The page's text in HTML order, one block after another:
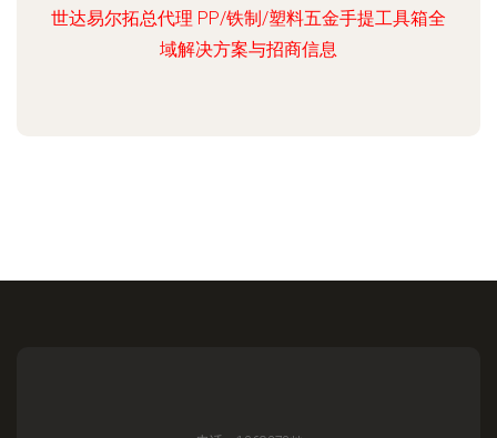
世达易尔拓总代理 PP/铁制/塑料五金手提工具箱全
域解决方案与招商信息